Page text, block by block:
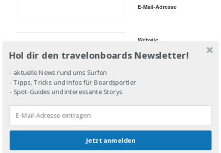
E-Mail-Adresse
Website
Hol dir den travelonboards Newsletter!
- aktuelle News rund ums Surfen
- Tipps, Tricks und Infos für Boardsportler
- Spot-Guides und interessante Storys
Jetzt anmelden